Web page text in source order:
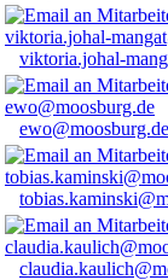
viktoria.johal-
ewo@moosburg.de